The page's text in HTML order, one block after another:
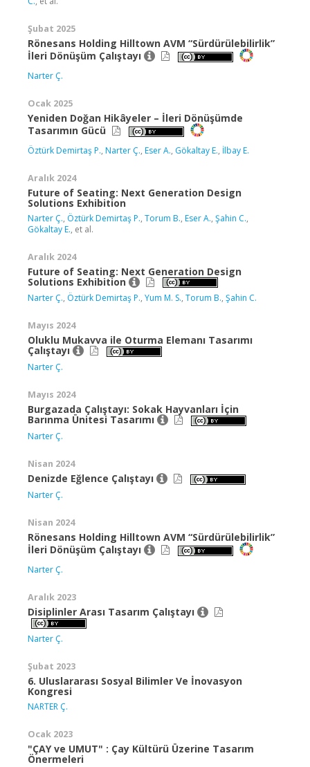
Şubat 2025
Rönesans Holding Hilltown AVM “Sürdürülebilirlik”
İleri Dönüşüm Çalıştayı
Narter Ç.
Ocak 2025
Yeniden Doğan Hikâyeler – İleri Dönüşümde
Tasarımın Gücü
Öztürk Demirtaş P., Narter Ç., Eser A., Gökaltay E., İlbay E.
Aralık 2024
Future of Seating: Next Generation Design
Solutions Exhibition
Narter Ç., Öztürk Demirtaş P., Torum B., Eser A., Şahin C.,
Gökaltay E., et al.
Aralık 2024
Future of Seating: Next Generation Design
Solutions Exhibition
Narter Ç., Öztürk Demirtaş P., Yum M. S., Torum B., Şahin C.
Mayıs 2024
Oluklu Mukavva ile Oturma Elemanı Tasarımı
Çalıştayı
Narter Ç.
Mayıs 2024
Burgazada Çalıştayı: Sokak Hayvanları İçin
Barınma Ünitesi Tasarımı
Narter Ç.
Nisan 2024
Denizde Eğlence Çalıştayı
Narter Ç.
Nisan 2024
Rönesans Holding Hilltown AVM “Sürdürülebilirlik”
İleri Dönüşüm Çalıştayı
Narter Ç.
Aralık 2023
Disiplinler Arası Tasarım Çalıştayı
Narter Ç.
Şubat 2023
6. Uluslararası Sosyal Bilimler Ve İnovasyon
Kongresi
NARTER Ç.
Ocak 2023
"ÇAY ve UMUT" : Çay Kültürü Üzerine Tasarım
Önermeleri